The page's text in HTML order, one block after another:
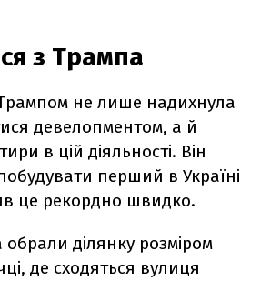
з Трампа
Трампом не лише надихнула
девелопментом, а й
в цій діяльності. Він
перший в Україні
це рекордно швидко.
ділянку розміром
де сходяться вулиця